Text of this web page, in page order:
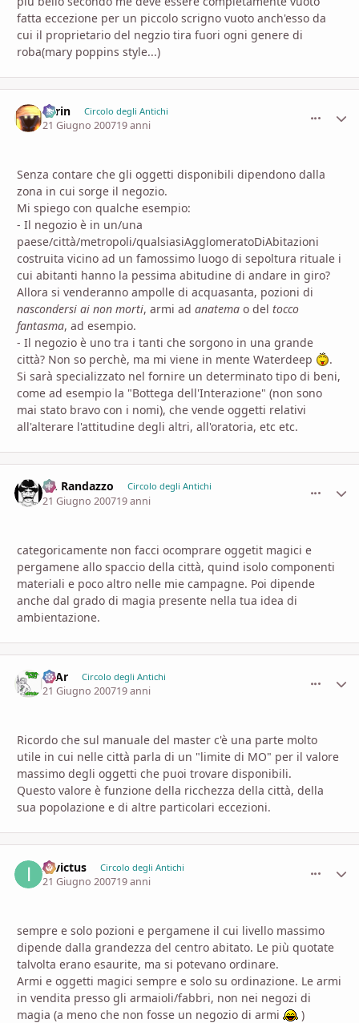
fatta eccezione per un piccolo scrigno vuoto anch'esso da
cui il proprietario del negzio tira fuori ogni genere di
roba(mary poppins style...)
Larin Circolo degli Antichi
21 Giugno 200719 anni
Senza contare che gli oggetti disponibili dipendono dalla
zona in cui sorge il negozio.
Mi spiego con qualche esempio:
- Il negozio è in un/una
paese/città/metropoli/qualsiasiAgglomeratoDiAbitazioni
costruita vicino ad un famossimo luogo di sepoltura rituale i
cui abitanti hanno la pessima abitudine di andare in giro?
Allora si venderanno ampolle di acquasanta, pozioni di
nascondersi ai non morti, armi ad anatema o del tocco
fantasma, ad esempio.
- Il negozio è uno tra i tanti che sorgono in una grande
città? Non so perchè, ma mi viene in mente Waterdeep
.
Si sarà specializzato nel fornire un determinato tipo di beni,
come ad esempio la "Bottega dell'Interazione" (non sono
mai stato bravo con i nomi), che vende oggetti relativi
all'alterare l'attitudine degli altri, all'oratoria, etc etc.
Dr. Randazzo Circolo degli Antichi
21 Giugno 200719 anni
categoricamente non facci ocomprare oggetit magici e
pergamene allo spaccio della città, quind isolo componenti
materiali e poco altro nelle mie campagne. Poi dipende
anche dal grado di magia presente nella tua idea di
ambientazione.
FeAr Circolo degli Antichi
21 Giugno 200719 anni
Ricordo che sul manuale del master c'è una parte molto
utile in cui nelle città parla di un "limite di MO" per il valore
massimo degli oggetti che puoi trovare disponibili.
Questo valore è funzione della ricchezza della città, della
sua popolazione e di altre particolari eccezioni.
Invictus Circolo degli Antichi
21 Giugno 200719 anni
sempre e solo pozioni e pergamene il cui livello massimo
dipende dalla grandezza del centro abitato. Le più quotate
talvolta erano esaurite, ma si potevano ordinare.
Armi e oggetti magici sempre e solo su ordinazione. Le armi
in vendita presso gli armaioli/fabbri, non nei negozi di
magia (a meno che non fosse un negozio di armi
)